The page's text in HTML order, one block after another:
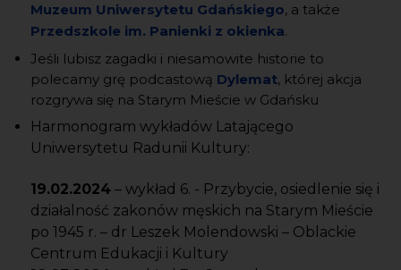
Muzeum Uniwersytetu Gdańskiego, a także
Przedszkole im. Panienki z okienka.
Jeśli lubisz zagadki i niesamowite historie to
polecamy grę podcastową Dylemat, której akcja
rozgrywa się na Starym Mieście w Gdańsku
Harmonogram wykładów Latającego
Uniwersytetu Radunii Kultury:
19.02.2024– wykład 6. - Przybycie, osiedlenie się i
działalność zakonów męskich na Starym Mieście
po 1945 r. – dr Leszek Molendowski – Oblackie
Centrum Edukacji i Kultury